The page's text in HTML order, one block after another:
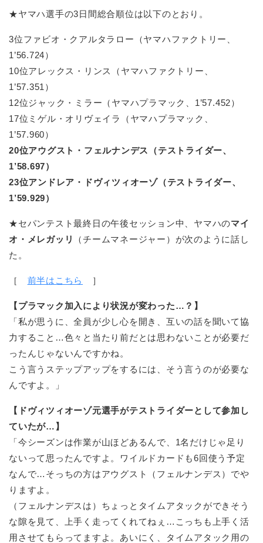
★ヤマハ選手の3日間総合順位は以下のとおり。
3位ファビオ・クアルタラロー（ヤマハファクトリー、
1’56.724）
10位アレックス・リンス（ヤマハファクトリー、
1’57.351）
12位ジャック・ミラー（ヤマハプラマック、1’57.452）
17位ミゲル・オリヴェイラ（ヤマハプラマック、
1’57.960）
20位アウグスト・フェルナンデス（テストライダー、
1’58.697）
23位アンドレア・ドヴィツィオーゾ（テストライダー、
1’59.929）
★セパンテスト最終日の午後セッション中、ヤマハのマイ
オ・メレガッリ
（チームマネージャー）が次のように話し
た。
［ 前半はこちら ］
【プラマック加入により状況が変わった…？】
「私が思うに、全員が少し心を開き、互いの話を聞いて協
力すること…色々と当たり前だとは思わないことが必要だ
ったんじゃないんですかね。
こう言うステップアップをするには、そう言うのが必要な
んですよ。」
【ドヴィツィオーゾ元選手がテストライダーとして参加し
ていたが…】
「今シーズンは作業が山ほどあるんで、1名だけじゃ足り
ないって思ったんですよ。ワイルドカードも6回使う予定
なんで…そっちの方はアウグスト（フェルナンデス）でや
りますよ。
（フェルナンデスは）ちょっとタイムアタックができそう
な隙を見て、上手く走ってくれてねぇ…こっちも上手く活
用させてもらってますよ。あいにく、タイムアタック用の